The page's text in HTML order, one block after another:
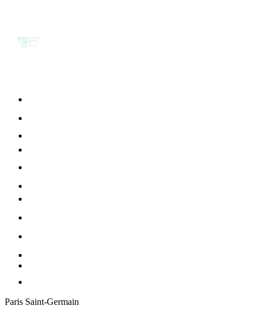
Paris Saint-Germain